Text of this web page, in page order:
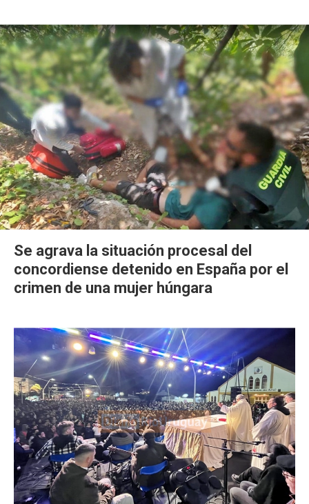
Se agrava la situación procesal del
concordiense detenido en España por el
crimen de una mujer húngara